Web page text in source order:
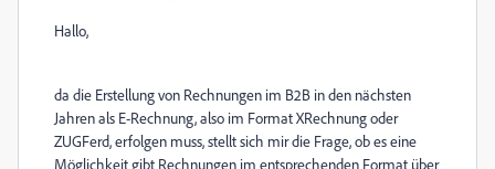
Hallo,
da die Erstellung von Rechnungen im B2B in den nächsten
Jahren als E-Rechnung, also im Format XRechnung oder
ZUGFerd, erfolgen muss, stellt sich mir die Frage, ob es eine
Möglichkeit gibt Rechnungen im entsprechenden Format über